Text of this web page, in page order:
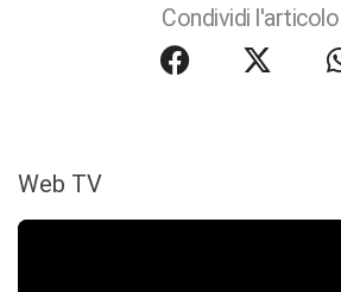
Condividi
Web TV